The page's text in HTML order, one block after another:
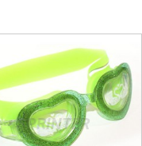
SPRINTER